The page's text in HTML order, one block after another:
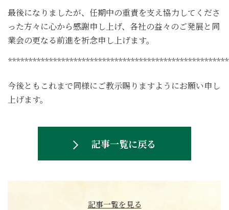
記事一覧を見る
最後になりましたが、任期中の重責を支え協力してくださ
った方々に心から感謝申し上げ、各社の益々のご発展と同
業会の更なる前進を祈念申し上げます。
今後ともこれまで同様にご教示賜りますようにお願い申し
上げます。
記事一覧に戻る